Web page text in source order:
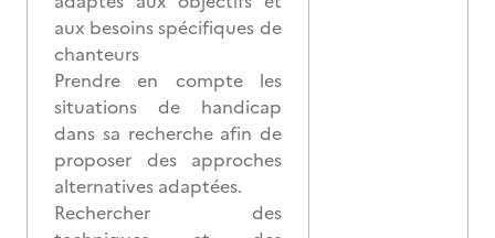
aux besoins spécifiques de
chanteurs
Prendre en compte les
situations de handicap
dans sa recherche afin de
proposer des approches
alternatives adaptées.
Rechercher des